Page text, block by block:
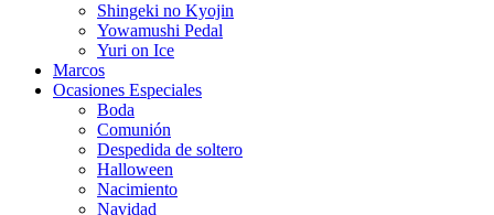
Shingeki no Kyojin
Yowamushi Pedal
Yuri on Ice
Marcos
Ocasiones Especiales
Boda
Comunión
Despedida de soltero
Halloween
Nacimiento
Navidad